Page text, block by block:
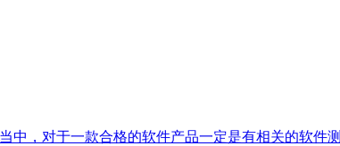
中，对于一款合格的软件产品一定是有相关的软